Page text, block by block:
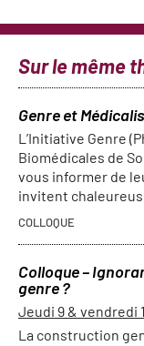
Sur le même
Genre et
L’Initiative Genre
Biomédicales de
vous informer de
invitent
COLLOQUE
Colloque –
genre ?
Jeudi 9 & vendredi
La construction